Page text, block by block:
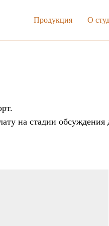
Продукция О
на стадии обсуждения